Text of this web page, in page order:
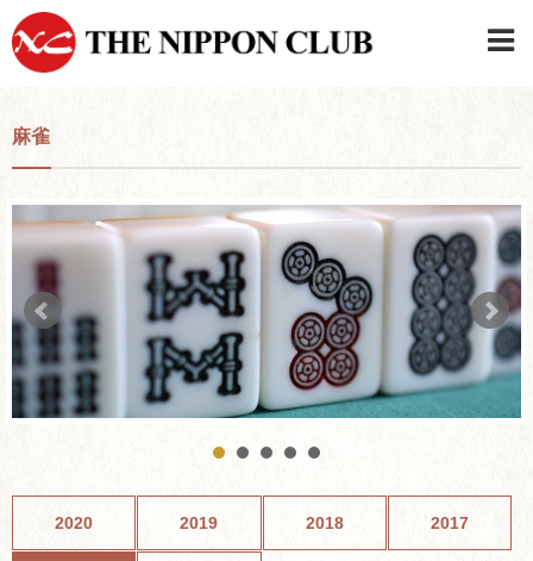
麻雀
2020 2019 2018 2017
日本クラブメンバーログイン
連絡先・駐車場
はじめてご利用の方はこちら
›